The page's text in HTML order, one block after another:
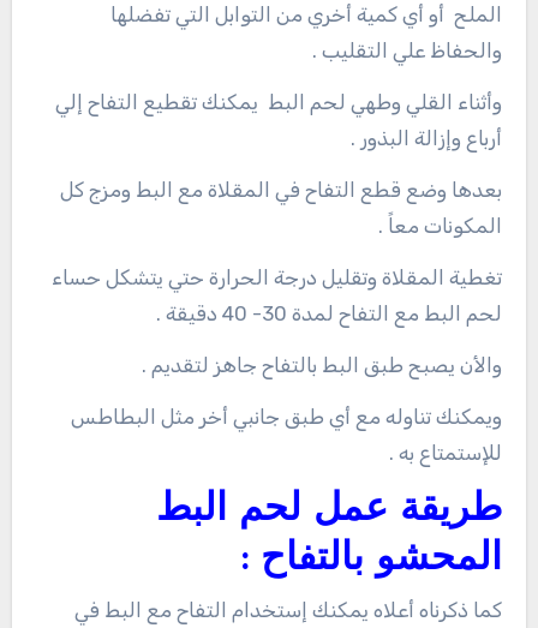
الملح أو أي كمية أخري من التوابل التي تفضلها
والحفاظ علي التقليب .
وأثناء القلي وطهي لحم البط يمكنك تقطيع التفاح إلي
أرباع وإزالة البذور .
بعدها وضع قطع التفاح في المقلاة مع البط ومزج كل
المكونات معاً .
تغطية المقلاة وتقليل درجة الحرارة حتي يتشكل حساء
لحم البط مع التفاح لمدة 30- 40 دقيقة .
والأن يصبح طبق البط بالتفاح جاهز لتقديم .
ويمكنك تناوله مع أي طبق جانبي أخر مثل البطاطس
للإستمتاع به .
طريقة عمل لحم البط
المحشو بالتفاح :
كما ذكرناه أعلاه يمكنك إستخدام التفاح مع البط في